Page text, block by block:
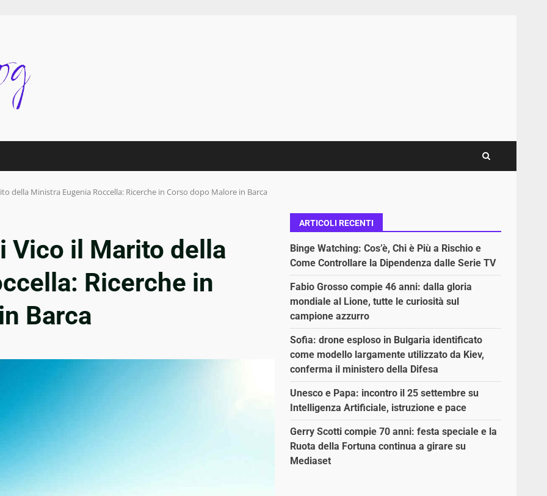
della Ministra Eugenia Roccella: Ricerche in Corso dopo Malore in Barca
Vico il Marito della
Ricerche in
Barca
ARTICOLI RECENTI
Binge Watching: Cos’è, Chi è Più a Rischio e
Come Controllare la Dipendenza dalle Serie TV
Fabio Grosso compie 46 anni: dalla gloria
mondiale al Lione, tutte le curiosità sul
campione azzurro
Sofia: drone esploso in Bulgaria identificato
come modello largamente utilizzato da Kiev,
conferma il ministero della Difesa
Unesco e Papa: incontro il 25 settembre su
Intelligenza Artificiale, istruzione e pace
Gerry Scotti compie 70 anni: festa speciale e la
Ruota della Fortuna continua a girare su
Mediaset